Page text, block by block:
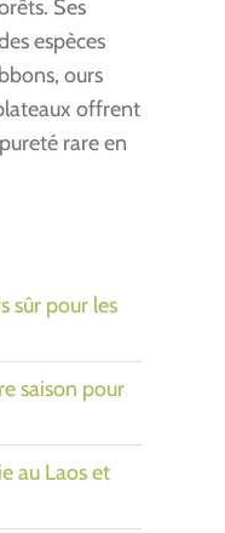
Ses
espèces
ours
offrent
rare en
sûr pour les
saison pour
au Laos et